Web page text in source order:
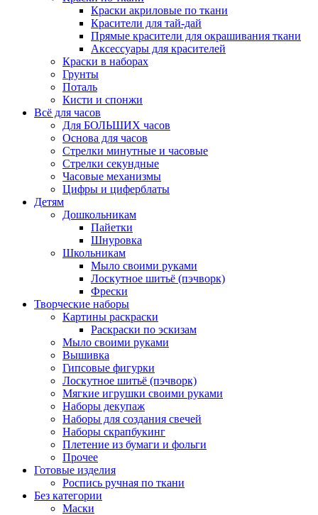
Краски акриловые по ткани
Красители для тай-дай
Прямые красители для окрашивания ткани
Аксессуары для красителей
Краски в наборах
Грунты
Поталь
Кисти и спонжи
Всё для часов
Для БОЛЬШИХ часов
Основа для часов
Стрелки минутные и часовые
Стрелки секундные
Часовые механизмы
Цифры и циферблаты
Детям
Дошкольникам
Пайетки
Шнуровка
Школьникам
Мыло своими руками
Лоскутное шитьё (пэчворк)
Фрески
Творческие наборы
Картины раскраски
Раскраски по эскизам
Мыло своими руками
Вышивка
Гипсовые фигурки
Лоскутное шитьё (пэчворк)
Мягкие игрушки своими руками
Наборы декупаж
Наборы для создания свечей
Наборы скрапбукинг
Плетение из бумаги и фольги
Прочее
Готовые изделия
Роспись ручная по ткани
Без категории
Маски